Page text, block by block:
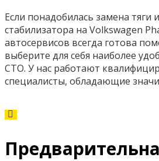
Если понадобилась замена тяги
стабилизатора на Volkswagen
автосервисов всегда готова
выберите для себя наиболее
СТО. У нас работают
специалисты, обладающие